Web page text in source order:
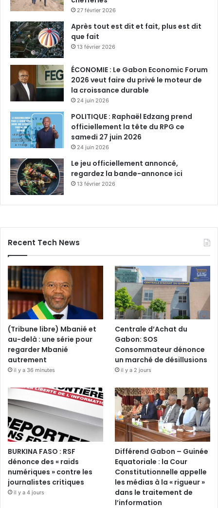
27 février 2026
Après tout est dit et fait, plus est dit
que fait
13 février 2026
ÉCONOMIE : Le Gabon Economic Forum
2026 veut faire du privé le moteur de
la croissance durable
24 juin 2026
POLITIQUE : Raphaël Edzang prend
officiellement la tête du RPG ce
samedi 27 juin 2026
24 juin 2026
Le jeu officiellement annoncé,
regardez la bande-annonce ici
13 février 2026
Recent Tech News
(Tribune libre) Mbanié et
au-delà : une série pour
regarder Mbanié
autrement
il y a 36 minutes
Centrale d’Achat du
Gabon: SOS
Consommateur dénonce
un marché de désillusions
il y a 2 jours
BURKINA FASO : RSF
dénonce des « raids
numériques » contre les
journalistes critiques
il y a 4 jours
Différend Gabon – Guinée
Equatoriale : la Cour
Constitutionnelle appelle
les médias à la « rigueur »
dans le traitement de
l’information